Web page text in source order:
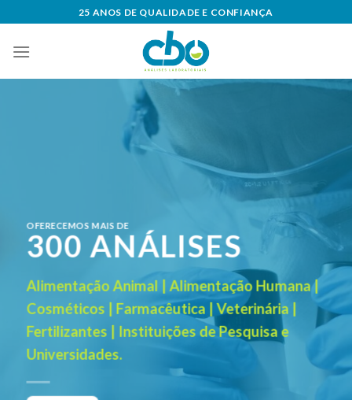
to
content
25 ANOS DE QUALIDADE E CONFIANÇA
OFERECEMOS MAIS DE
300 ANÁLISES
Alimentação Animal | Alimentação Humana |
Cosméticos | Farmacêutica | Veterinária |
Fertilizantes | Instituições de Pesquisa e
Universidades.